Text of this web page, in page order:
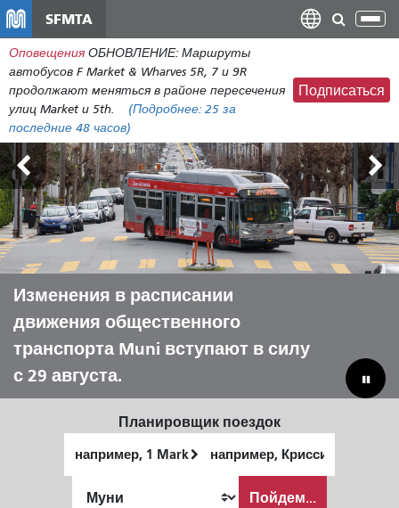
общему
содержанию
SFMTA
Оповещения ОБНОВЛЕНИЕ: Маршруты
автобусов F Market & Wharves 5R, 7 и 9R
продолжают меняться в районе пересечения
улиц Market и 5th.
(Подробнее: 25 за
последние 48 часов)
Подписаться
Внешние земли 7-9 августа
Изменения в расписании
движения общественного
транспорта Muni вступают в силу
с 29 августа.
Пусть Muni поможет вам провести
лето с комфортом.
Преодоление бюджетного
дефицита для спасения
муниципальных коммунальных
предприятий.
Планировщик поездок
местоположение
окончания
Пойдем...